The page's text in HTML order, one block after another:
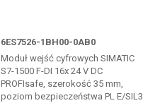
6ES7526-1BH00-0AB0
Moduł wejść cyfrowych SIMATIC
S7-1500 F-DI 16x 24 V DC
PROFIsafe, szerokość 35 mm,
poziom bezpieczeństwa PL E/SIL3